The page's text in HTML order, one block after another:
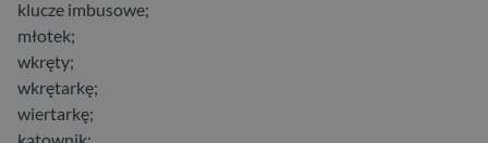
klucze imbusowe;
młotek;
wkręty;
wkrętarkę;
wiertarkę;